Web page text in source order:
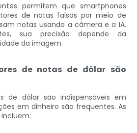
permitem que smartphones
de notas falsas por meio de
notas usando a câmera e a IA.
sua precisão depende da
da imagem.
de notas de dólar são
de dólar são indispensáveis ​​em
em dinheiro são frequentes. As